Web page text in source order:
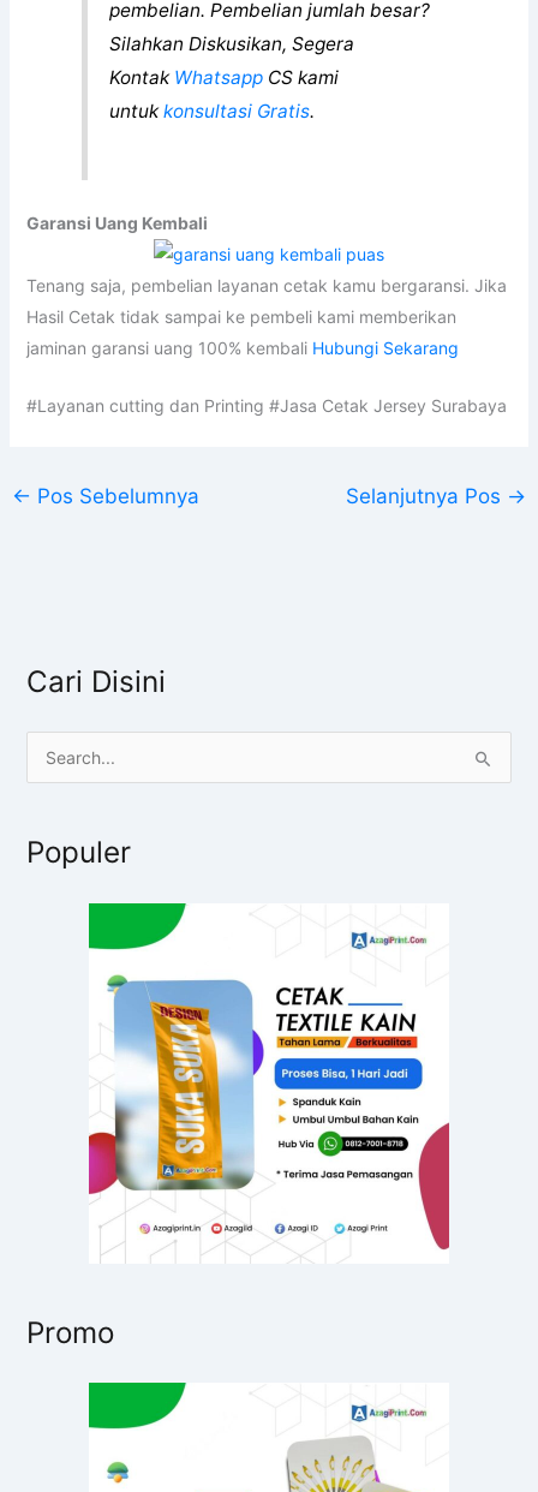
pembelian. Pembelian jumlah besar?
Silahkan Diskusikan, Segera
Kontak Whatsapp CS kami
untukkonsultasi Gratis.
Garansi Uang Kembali
Tenang saja, pembelian layanan cetak kamu bergaransi. Jika
Hasil Cetak tidak sampai ke pembeli kami memberikan
jaminan garansi uang 100% kembali Hubungi Sekarang
#Layanan cutting dan Printing #Jasa Cetak Jersey Surabaya
← Pos Sebelumnya Selanjutnya Pos →
Cari Disini
Populer
Promo